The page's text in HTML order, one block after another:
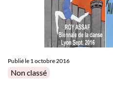
Publié le 1 octobre 2016
Posted in
Non classé